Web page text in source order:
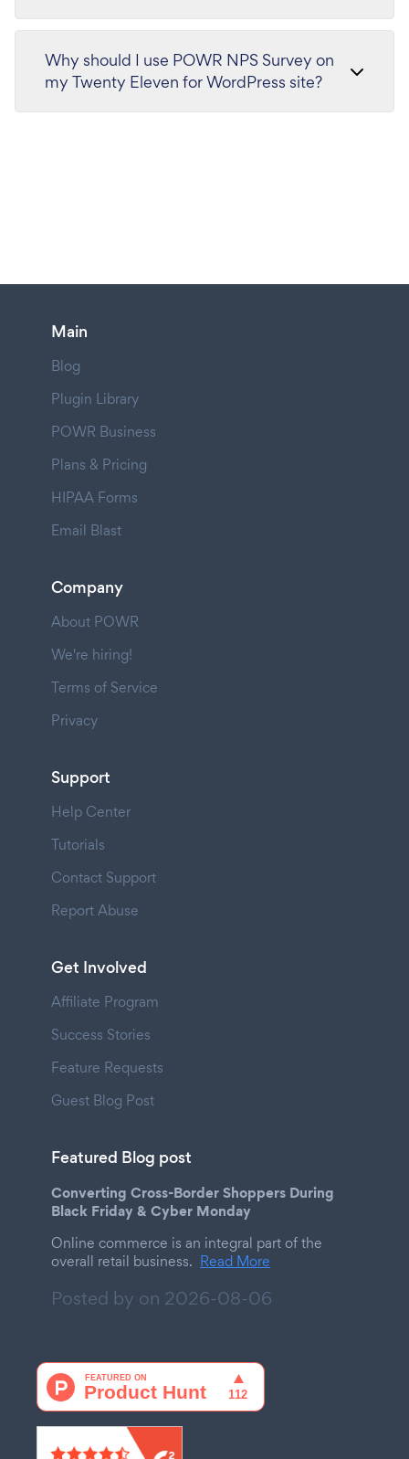
Why should I use POWR NPS Survey on
my Twenty Eleven for WordPress site?
Main
Blog
Plugin Library
POWR Business
Plans & Pricing
HIPAA Forms
Email Blast
Company
About POWR
We're hiring!
Terms of Service
Privacy
Support
Help Center
Tutorials
Contact Support
Report Abuse
Get Involved
Affiliate Program
Success Stories
Feature Requests
Guest Blog Post
Featured Blog post
Converting Cross-Border Shoppers During
Black Friday & Cyber Monday
Online commerce is an integral part of the
overall retail business. Read More
Posted by on 2026-08-06